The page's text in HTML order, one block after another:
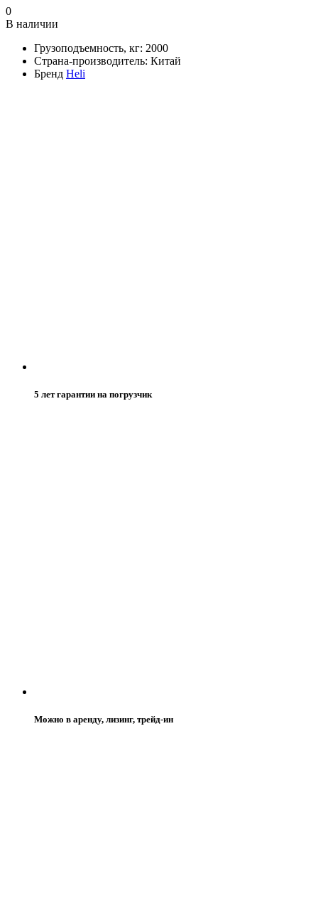
0
В наличии
Грузоподъемность, кг: 2000
Страна-производитель: Китай
Бренд Heli
5 лет гарантии на погрузчик
Можно в аренду, лизинг, трейд-ин